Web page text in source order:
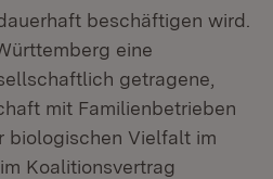
beschäftigen wird.
eine
getragene,
mit Familienbetrieben
biologischen Vielfalt im
Koalitionsvertrag